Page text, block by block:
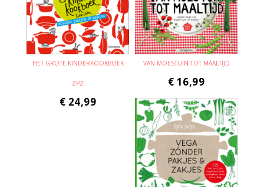
HET GROTE KINDERKOOKBOEK
ZPZ
€ 24,99
VAN MOESTUIN TOT MAALTIJD
€ 16,99